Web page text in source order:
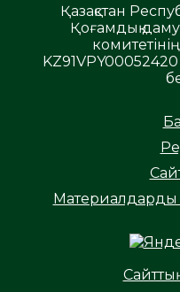
Қазақстан
Қоғамдық даму
Материалдарды